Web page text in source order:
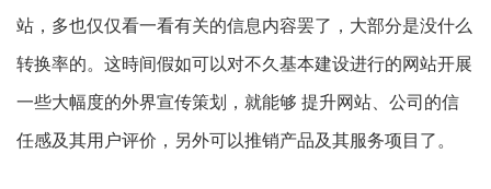
站，多也仅仅看一看有关的信息内容罢了，大部分是没什么
转换率的。这時间假如可以对不久基本建设进行的网站开展
一些大幅度的外界宣传策划，就能够 提升网站、公司的信
任感及其用户评价，另外可以推销产品及其服务项目了。